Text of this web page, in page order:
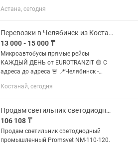
в трёх диванах, Размеры: 1) 2м,30см в
длину 2) 1,55см в длину 3) 1м в длину В
водонепроницаемый,...
Астана, сегодня
Перевозки в Челябинск из Костанай Рудный Лисаковск
13 000 - 15 000 ₸
Микроавтобусы прямые рейсы
КАЖДЫЙ ДЕНЬ от EUROTRANZIT 🟡 С
адреса до адреса 🚨 📍Челябинск -
Челябинск - Лисаковск Удобное время
Костанай, сегодня
Продам светильник светодиодный промышленный Promsvet NM-110-120
106 108 ₸
Продам светильник светодиодный
промышленный Promsvet NM-110-120.